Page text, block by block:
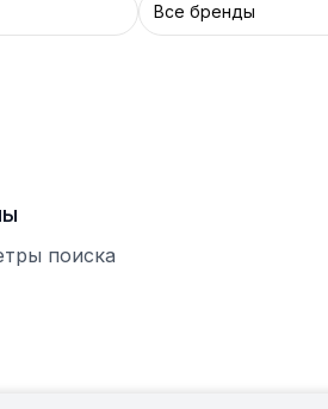
Все бренды
поиска